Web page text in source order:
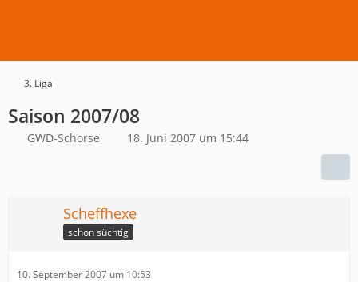
3. Liga
Saison 2007/08
GWD-Schorse 18. Juni 2007 um 15:44
Scheffhexe
schon süchtig
10. September 2007 um 10:53